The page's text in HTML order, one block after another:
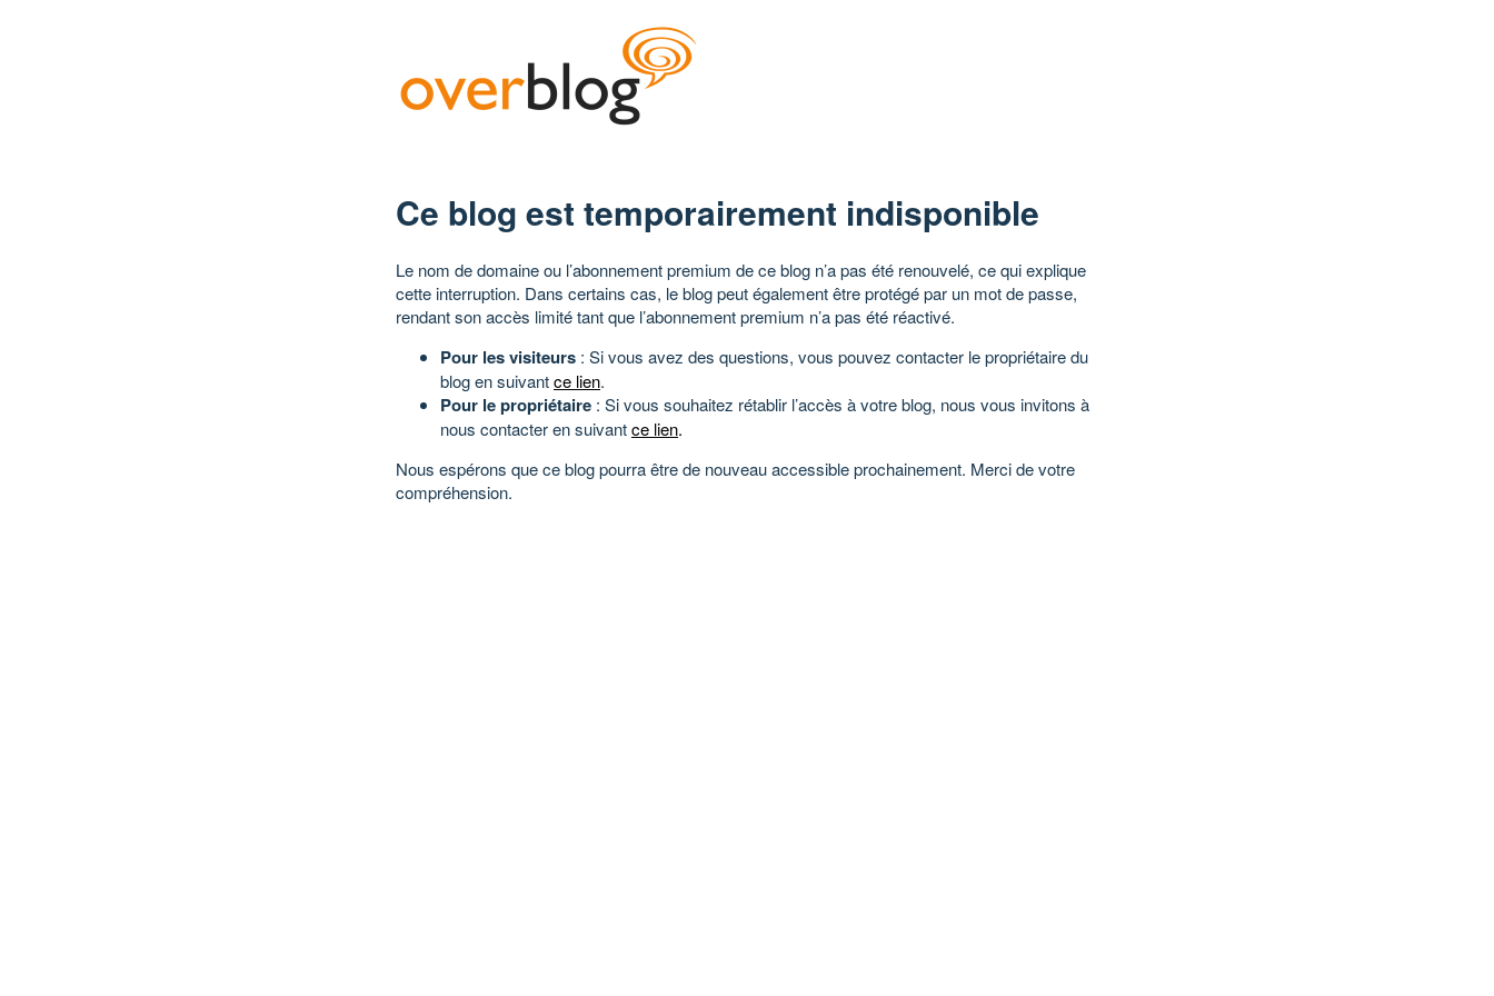
Ce blog est temporairement indisponible
Le nom de domaine ou l’abonnement premium de ce blog n’a pas été renouvelé, ce qui explique
cette interruption. Dans certains cas, le blog peut également être protégé par un mot de passe,
rendant son accès limité tant que l’abonnement premium n’a pas été réactivé.
Pour les visiteurs : Si vous avez des questions, vous pouvez contacter le propriétaire du
blog en suivantce lien.
Pour le propriétaire : Si vous souhaitez rétablir l’accès à votre blog, nous vous invitons à
nous contacter en suivantce lien.
Nous espérons que ce blog pourra être de nouveau accessible prochainement. Merci de votre
compréhension.